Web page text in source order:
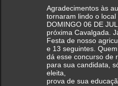
Agradecimentos às
tornaram lindo o
DOMINGO 06 DE
próxima Cavalgada.
Festa de nosso
e 13 seguintes.
dá esse concurso de
para sua candidata,
eleita,
prova de sua